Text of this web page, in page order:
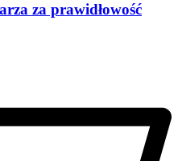
za prawidłowość